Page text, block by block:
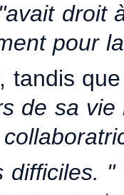
"avait droit
pour
, tandis
de sa
difficiles. "